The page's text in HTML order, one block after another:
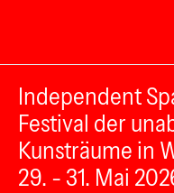
Independent
Festival der
Kunsträume in
29. - 31. Mai